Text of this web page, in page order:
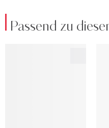
Passend zu